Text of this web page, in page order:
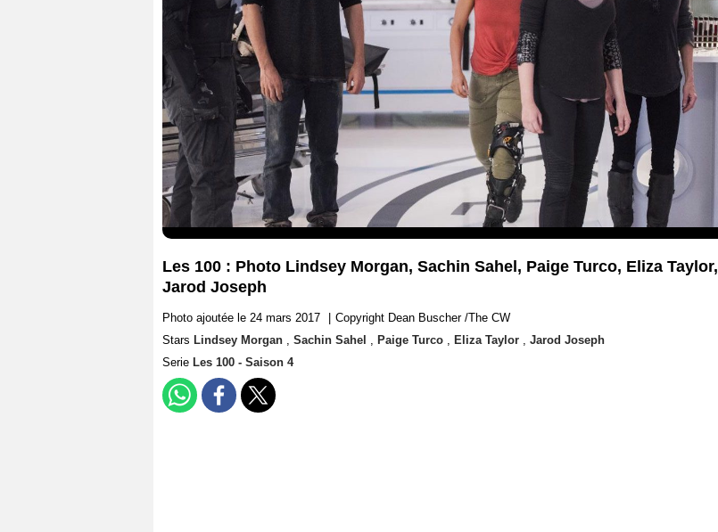
Les 100 : Photo Lindsey Morgan, Sachin Sahel, Paige Turco, Eliza Taylor,
Jarod Joseph
Photo ajoutée le 24 mars 2017
Copyright Dean Buscher /The CW
Stars Lindsey Morgan , Sachin Sahel , Paige Turco , Eliza Taylor , Jarod Joseph
Serie Les 100 - Saison 4